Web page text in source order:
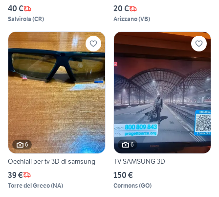
40 €
Salvirola (CR)
20 €
Arizzano(VB)
6
Occhiali per tv 3D di samsung
39 €
Torre del Greco(NA)
6
TV SAMSUNG 3D
150 €
Cormons(GO)